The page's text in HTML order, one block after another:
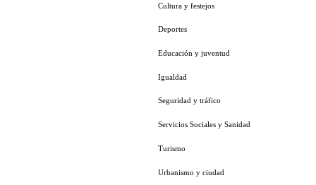
Cultura y festejos
Deportes
Educación y juventud
Igualdad
Seguridad y tráfico
Servicios Sociales y Sanidad
Turismo
Urbanismo y ciudad